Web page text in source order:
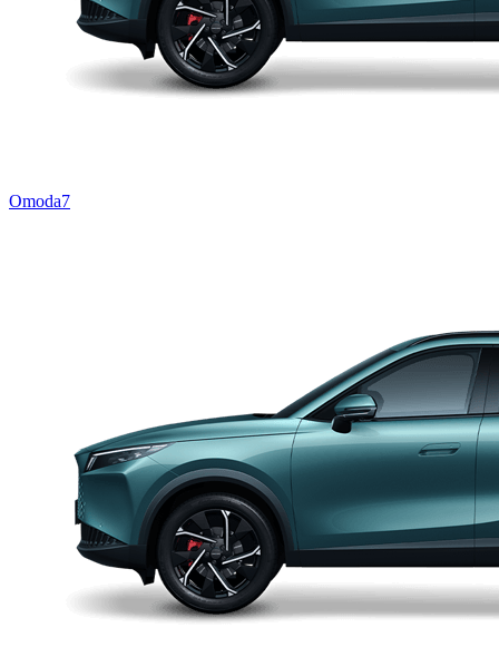
Omoda7